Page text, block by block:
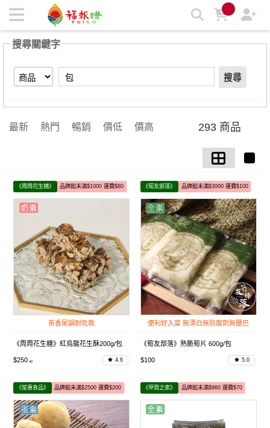
【包】搜尋結果 | 福報購蔬食購物商城
搜尋關鍵字
搜尋
最新 熱門 暢銷 價低 價高 293 商品
《周周花生糖》 品牌館未滿$1000 運費$80
茶香尾韻耐吃款
《周周花生糖》紅烏龍花生酥200g/包
$250 4.6
《筍友部落》 品牌館未滿$3000 運費$100
便利好入菜 無漂白無防腐劑無鹽巴
《筍友部落》熟脆筍片 600g/包
$100 5.0
《笙惠食品》 品牌館未滿$2500 運費$200 《甲賀之家》 品牌館未滿$960 運費$70